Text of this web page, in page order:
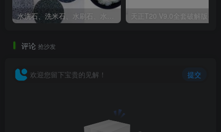
流淌于自然的水幕
动静结合的水景映照建筑的光影、投射波动的水纹增添
验。南入口广场作为企业形象展示面，同时担当集散来自公
园人群的功能。以活力衔接内外，引导人群汇聚。
评论 抢沙发
欢迎您留下宝贵的见解！ 提交